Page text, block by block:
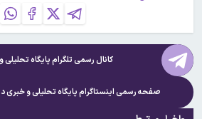
کانال رسمی تلگرام پایگاه
صفحه رسمی اینستاگرام پایگاه تحلیلی و خبری